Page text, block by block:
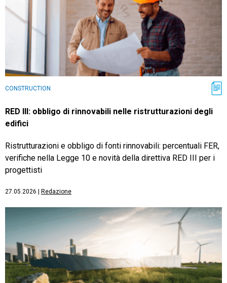
CONSTRUCTION
RED III: obbligo di rinnovabili nelle ristrutturazioni degli
edifici
Ristrutturazioni e obbligo di fonti rinnovabili: percentuali FER,
verifiche nella Legge 10 e novità della direttiva RED III per i
progettisti
27.05.2026 Redazione